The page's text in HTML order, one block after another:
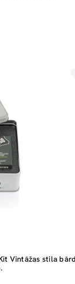
Vintāžas stila